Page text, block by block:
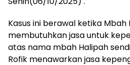
Kasus ini berawal ketika Mbah
membutuhkan jasa untuk
atas nama mbah Halipah
Rofik menawarkan jasa